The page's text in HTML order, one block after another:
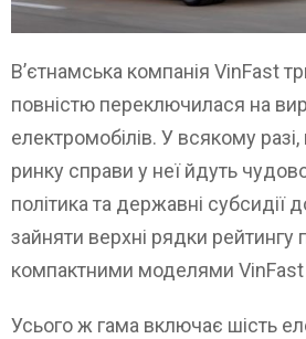
В’єтнамська компанія VinFast
повністю переключилася на
електромобілів. У всякому
ринку справи у неї йдуть
політика та державні субсидії
зайняти верхні рядки рейтингу
компактними моделями VinFast
Усього ж гама включає шість